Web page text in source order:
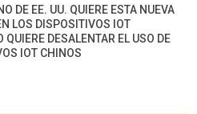
DE EE. UU. QUIERE ESTA NUEVA
LOS DISPOSITIVOS IOT
QUIERE DESALENTAR EL USO DE
IOT CHINOS